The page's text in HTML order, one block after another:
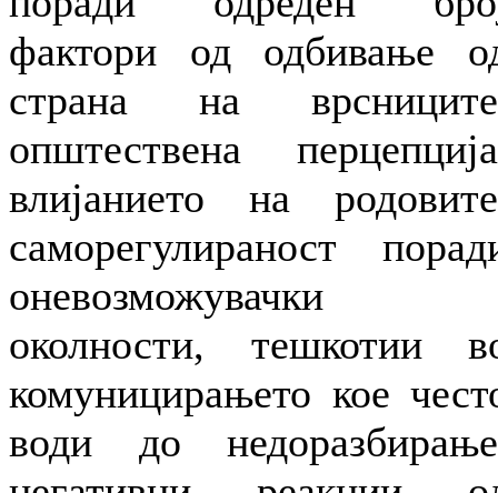
фактори од одбивање
страна на
општествена
влијанието на
саморегулираност
оневозможувачки
околности, тешкотии
комуницирањето кое
води до